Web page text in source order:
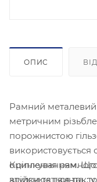
ОПИС
Рамний металевий
метричним
порожнистою
використовується
оцинкуванням. Що
втулки та гвинта,
Кріплення
здійснюється так: